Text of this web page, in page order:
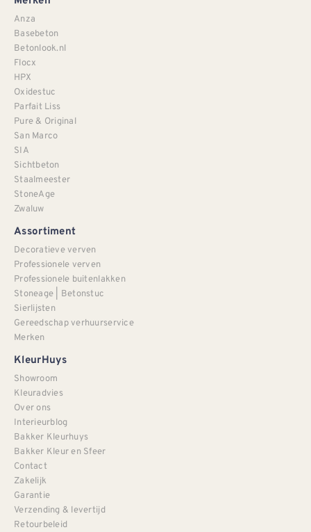
Anza
Basebeton
Betonlook.nl
Flocx
HPX
Oxidestuc
Parfait Liss
Pure & Original
San Marco
SIA
Sichtbeton
Staalmeester
StoneAge
Zwaluw
Assortiment
Decoratieve verven
Professionele verven
Professionele buitenlakken
Stoneage | Betonstuc
Sierlijsten
Gereedschap verhuurservice
Merken
KleurHuys
Showroom
Kleuradvies
Over ons
Interieurblog
Bakker Kleurhuys
Bakker Kleur en Sfeer
Contact
Zakelijk
Garantie
Verzending & levertijd
Retourbeleid